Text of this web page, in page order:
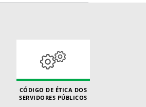
CÓDIGO DE ÉTICA DOS
SERVIDORES PÚBLICOS